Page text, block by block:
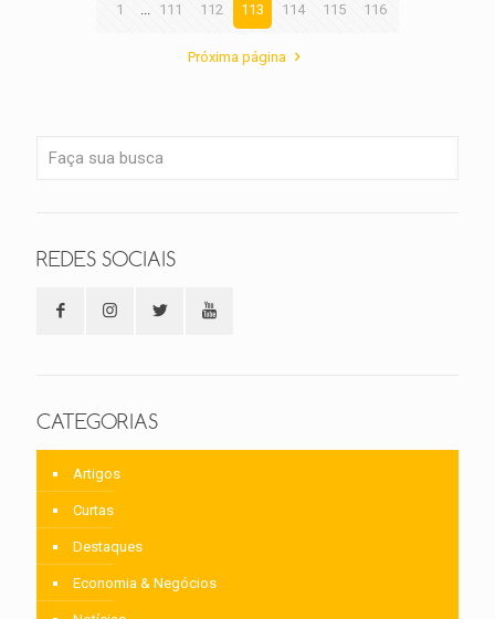
1 ... 111 112 113 114 115 116
Próxima página
REDES SOCIAIS
CATEGORIAS
Artigos
Curtas
Destaques
Economia & Negócios